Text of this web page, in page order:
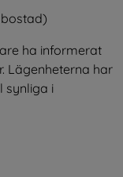
ha informerat
Lägenheterna har
synliga i